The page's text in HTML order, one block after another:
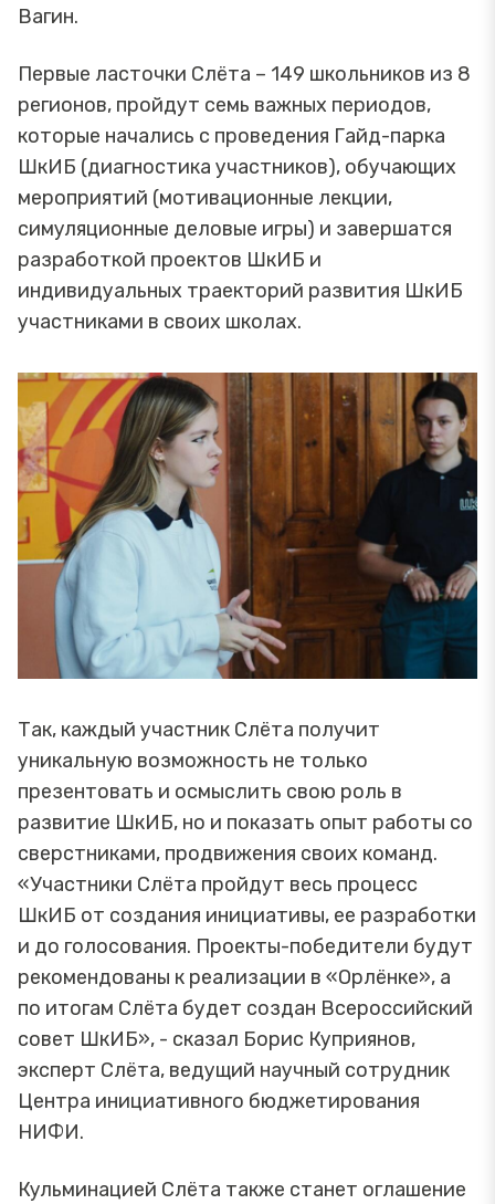
Вагин.
Первые ласточки Слёта – 149 школьников из 8
регионов, пройдут семь важных периодов,
которые начались с проведения Гайд-парка
ШкИБ (диагностика участников), обучающих
мероприятий (мотивационные лекции,
симуляционные деловые игры) и завершатся
разработкой проектов ШкИБ и
индивидуальных траекторий развития ШкИБ
участниками в своих школах.
Так, каждый участник Слёта получит
уникальную возможность не только
презентовать и осмыслить свою роль в
развитие ШкИБ, но и показать опыт работы со
сверстниками, продвижения своих команд.
«Участники Слёта пройдут весь процесс
ШкИБ от создания инициативы, ее разработки
и до голосования. Проекты-победители будут
рекомендованы к реализации в «Орлёнке», а
по итогам Слёта будет создан Всероссийский
совет ШкИБ», - сказал Борис Куприянов,
эксперт Слёта, ведущий научный сотрудник
Центра инициативного бюджетирования
НИФИ.
Кульминацией Слёта также станет оглашение